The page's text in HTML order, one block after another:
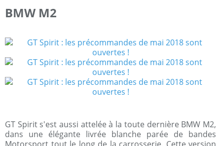
BMW M2
GT Spirit s'est aussi attelée à la toute dernière BMW M2,
dans une élégante livrée blanche parée de bandes